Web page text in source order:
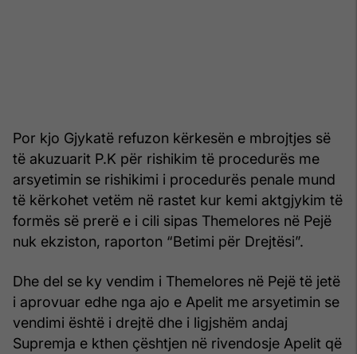
Por kjo Gjykatë refuzon kërkesën e mbrojtjes së
të akuzuarit P.K për rishikim të procedurës me
arsyetimin se rishikimi i procedurës penale mund
të kërkohet vetëm në rastet kur kemi aktgjykim të
formës së prerë e i cili sipas Themelores në Pejë
nuk ekziston, raporton “Betimi për Drejtësi”.
Dhe del se ky vendim i Themelores në Pejë të jetë
i aprovuar edhe nga ajo e Apelit me arsyetimin se
vendimi është i drejtë dhe i ligjshëm andaj
Supremja e kthen çështjen në rivendosje Apelit që